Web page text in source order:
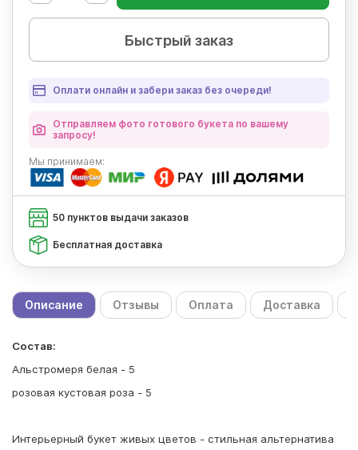
Быстрый заказ
Оплати онлайн и забери заказ без очереди!
Отправляем фото готового букета по вашему
запросу!
Мы принимаем:
50 пунктов выдачи заказов
Бесплатная доставка
Описание Отзывы Оплата Доставка
Состав:
Альстромеря белая - 5
розовая кустовая роза - 5
Интерьерный букет живых цветов - стильная альтернатива